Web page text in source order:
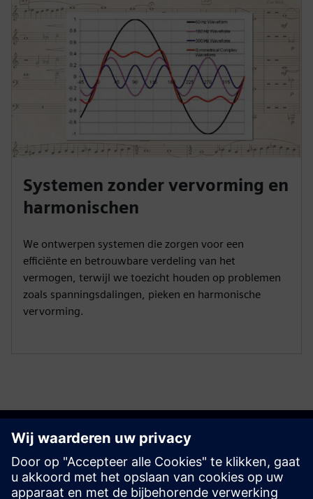
Systemen zonder vervorming en
harmonischen
We ontwerpen systemen die zorgen voor een
efficiënte en betrouwbare verdeling van het
vermogen, terwijl we toezicht houden op problemen
zoals spanningsdalingen, pieken en harmonische
vervorming.
Aan de slag